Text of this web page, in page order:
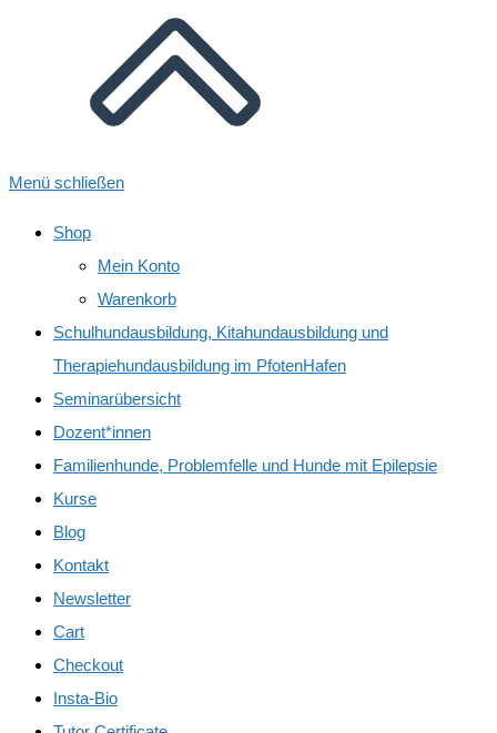
Menü schließen
Shop
Mein Konto
Warenkorb
Schulhundausbildung, Kitahundausbildung und
Therapiehundausbildung im PfotenHafen
Seminarübersicht
Dozent*innen
Familienhunde, Problemfelle und Hunde mit Epilepsie
Kurse
Blog
Kontakt
Newsletter
Cart
Checkout
Insta-Bio